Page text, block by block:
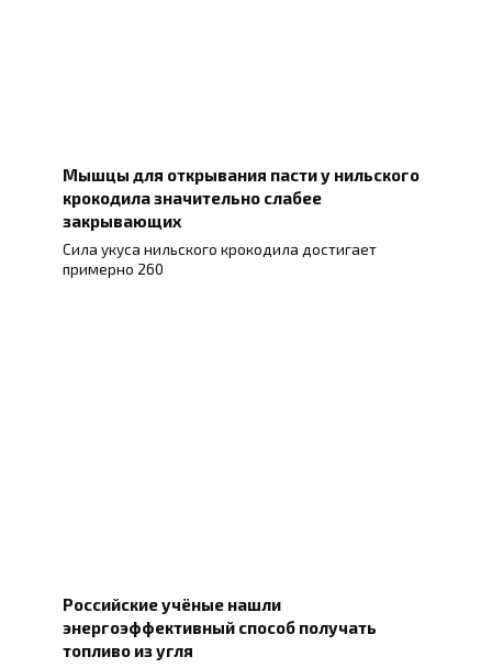
Мышцы для открывания пасти у нильского
крокодила значительно слабее
закрывающих
Сила укуса нильского крокодила достигает
примерно 260
Российские учёные нашли
энергоэффективный способ получать
топливо из угля